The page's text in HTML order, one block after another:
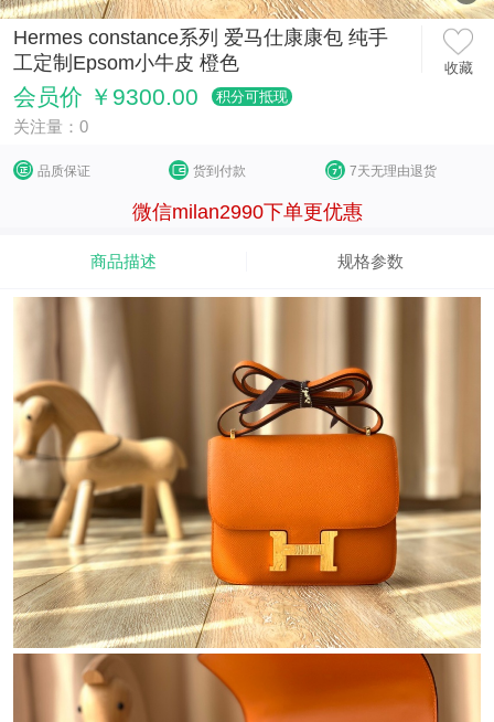
Hermes constance系列 爱马仕康康包 纯手
工定制Epsom小牛皮 橙色
收藏
会员价 ￥9300.00 积分可抵现
关注量：0
品质保证 货到付款 7天无理由退货
微信milan2990下单更优惠
商品描述 规格参数